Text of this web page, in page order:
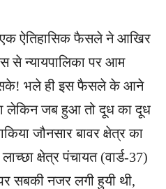
एक ऐतिहासिक फैसले ने आखिर
से न्यायपालिका पर आम
सके! भले ही इस फैसले के आने
लेकिन जब हुआ तो दूध का दूध
जौनसार बावर क्षेत्र का
क्षेत्र पंचायत (वार्ड-37)
सबकी नजर लगी हुयी थी,